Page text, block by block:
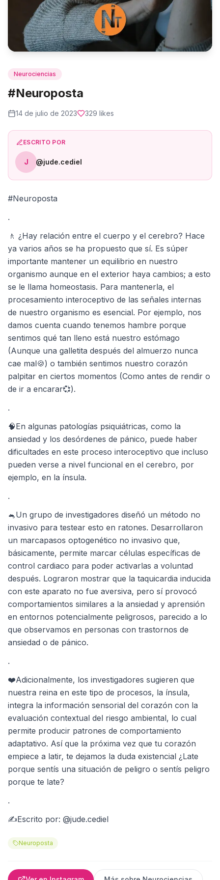
Neurociencias
#Neuroposta
14 de julio de 2023 329 likes
ESCRITO POR
J @jude.cediel
#Neuroposta
.
🚶 ¿Hay relación entre el cuerpo y el cerebro? Hace
ya varios años se ha propuesto que sí. Es súper
importante mantener un equilibrio en nuestro
organismo aunque en el exterior haya cambios; a esto
se le llama homeostasis. Para mantenerla, el
procesamiento interoceptivo de las señales internas
de nuestro organismo es esencial. Por ejemplo, nos
damos cuenta cuando tenemos hambre porque
sentimos qué tan lleno está nuestro estómago
(Aunque una galletita después del almuerzo nunca
cae mal🍪) o también sentimos nuestro corazón
palpitar en ciertos momentos (Como antes de rendir o
de ir a encarar💞).
.
🧠En algunas patologías psiquiátricas, como la
ansiedad y los desórdenes de pánico, puede haber
dificultades en este proceso interoceptivo que incluso
pueden verse a nivel funcional en el cerebro, por
ejemplo, en la ínsula.
.
🐁Un grupo de investigadores diseñó un método no
invasivo para testear esto en ratones. Desarrollaron
un marcapasos optogenético no invasivo que,
básicamente, permite marcar células específicas de
control cardiaco para poder activarlas a voluntad
después. Lograron mostrar que la taquicardia inducida
con este aparato no fue aversiva, pero sí provocó
comportamientos similares a la ansiedad y aprensión
en entornos potencialmente peligrosos, parecido a lo
que observamos en personas con trastornos de
ansiedad o de pánico.
.
❤️Adicionalmente, los investigadores sugieren que
nuestra reina en este tipo de procesos, la ínsula,
integra la información sensorial del corazón con la
evaluación contextual del riesgo ambiental, lo cual
permite producir patrones de comportamiento
adaptativo. Así que la próxima vez que tu corazón
empiece a latir, te dejamos la duda existencial ¿Late
porque sentís una situación de peligro o sentís peligro
porque te late?
.
✍️Escrito por: @jude.cediel
Neuroposta